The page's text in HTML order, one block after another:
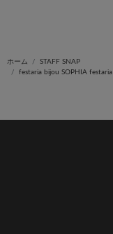
ホーム
STAFF SNAP
festaria bijou SOPHIA